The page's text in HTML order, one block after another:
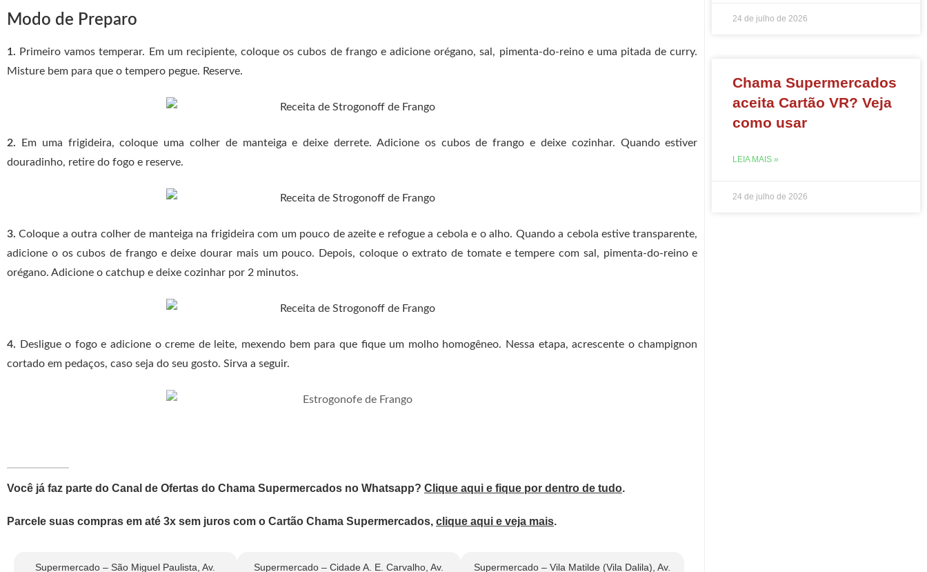
Modo de Preparo
1. Primeiro vamos temperar. Em um recipiente, coloque os cubos de frango e adicione orégano, sal, pimenta-do-reino e uma pitada de curry.
Misture bem para que o tempero pegue. Reserve.
2.
Em uma frigideira, coloque uma colher de manteiga e deixe derrete. Adicione os cubos de frango e deixe cozinhar. Quando estiver
douradinho, retire do fogo e reserve.
3.Coloque a outra colher de manteiga na frigideira com um pouco de azeite e refogue a cebola e o alho. Quando a cebola estive transparente,
adicione o os cubos de frango e deixe dourar mais um pouco. Depois, coloque o extrato de tomate e tempere com sal, pimenta-do-reino e
orégano. Adicione o catchup e deixe cozinhar por 2 minutos.
4. Desligue o fogo e adicione o creme de leite, mexendo bem para que fique um molho homogêneo. Nessa etapa, acrescente o champignon
cortado em pedaços, caso seja do seu gosto. Sirva a seguir.
Você já faz parte do Canal de Ofertas do Chama Supermercados no Whatsapp? Clique aqui e fique por dentro de tudo.
Parcele suas compras em até 3x sem juros com o Cartão Chama Supermercados, clique aqui e veja mais.
Supermercado – São Miguel Paulista, Av.
Supermercado – Cidade A. E. Carvalho, Av.
Supermercado – Vila Matilde (Vila Dalila), Av.
24 de julho de 2026
Chama Supermercados
aceita Cartão VR? Veja
como usar
LEIA MAIS »
24 de julho de 2026